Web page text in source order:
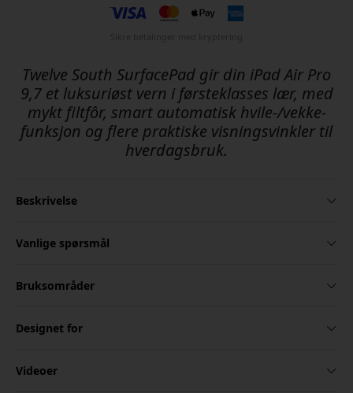
Twelve South SurfacePad gir din iPad Air Pro
9,7 et luksuriøst vern i førsteklasses lær, med
mykt filtfôr, smart automatisk hvile-/vekke-
funksjon og flere praktiske visningsvinkler til
hverdagsbruk.
Beskrivelse
Vanlige spørsmål
Bruksområder
Designet for
Videoer